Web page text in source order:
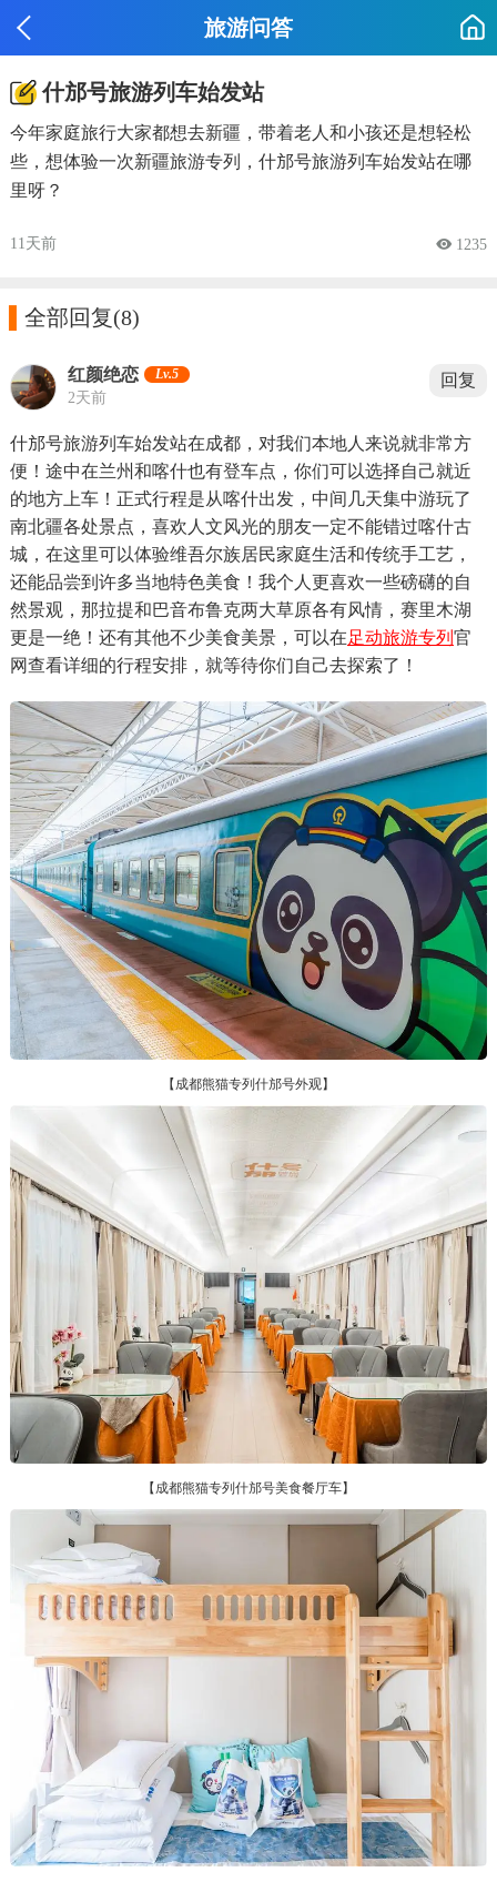
旅游问答
什邡号旅游列车始发站
今年家庭旅行大家都想去新疆，带着老人和小孩还是想轻松
些，想体验一次新疆旅游专列，什邡号旅游列车始发站在哪
里呀？
11天前  1235
全部回复(8)
红颜绝恋 Lv.5
2天前
回复
什邡号旅游列车始发站在成都，对我们本地人来说就非常方
便！途中在兰州和喀什也有登车点，你们可以选择自己就近
的地方上车！正式行程是从喀什出发，中间几天集中游玩了
南北疆各处景点，喜欢人文风光的朋友一定不能错过喀什古
城，在这里可以体验维吾尔族居民家庭生活和传统手工艺，
还能品尝到许多当地特色美食！我个人更喜欢一些磅礴的自
然景观，那拉提和巴音布鲁克两大草原各有风情，赛里木湖
更是一绝！还有其他不少美食美景，可以在足动旅游专列 官
网查看详细的行程安排，就等待你们自己去探索了！
【成都熊猫专列什邡号外观】
【成都熊猫专列什邡号美食餐厅车】